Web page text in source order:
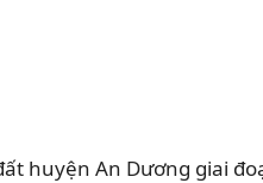
huyện An Dương giai